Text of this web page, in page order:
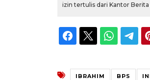
izin tertulis dari Kantor Berita
IBRAHIM BPS